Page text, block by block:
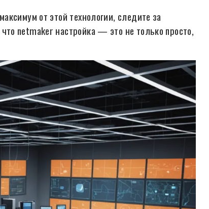
от этой технологии, следите за
netmaker настройка — это не только просто,